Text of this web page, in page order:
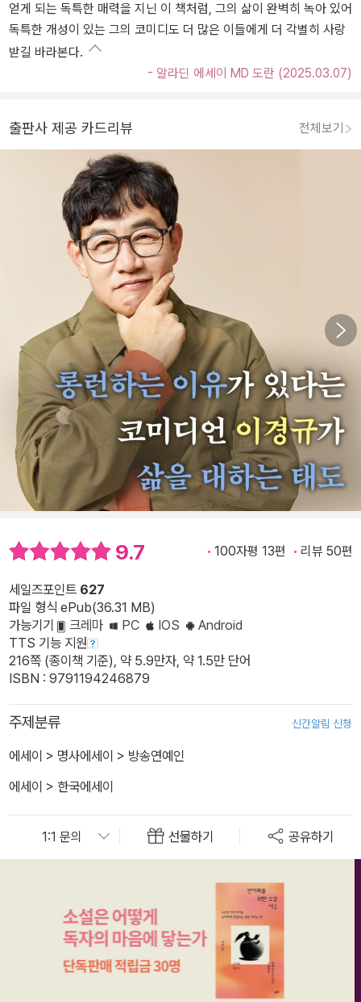
얻게 되는 독특한 매력을 지닌 이 책처럼, 그의 삶이 완벽히 녹아 있어
독특한 개성이 있는 그의 코미디도 더 많은 이들에게 더 각별히 사랑
받길 바라본다.
- 알라딘 에세이 MD 도란 (2025.03.07)
출판사 제공 카드리뷰 전체보기
9.7 100자평 13편 리뷰 50편
세일즈포인트 627
파일 형식 ePub(36.31 MB)
가능기기
크레마 PC IOS
Android
TTS 기능 지원
216쪽 (종이책 기준), 약 5.9만자, 약 1.5만 단어
ISBN : 9791194246879
주제분류 신간알림 신청
에세이 > 명사에세이 > 방송연예인
에세이 > 한국에세이
선물하기 공유하기